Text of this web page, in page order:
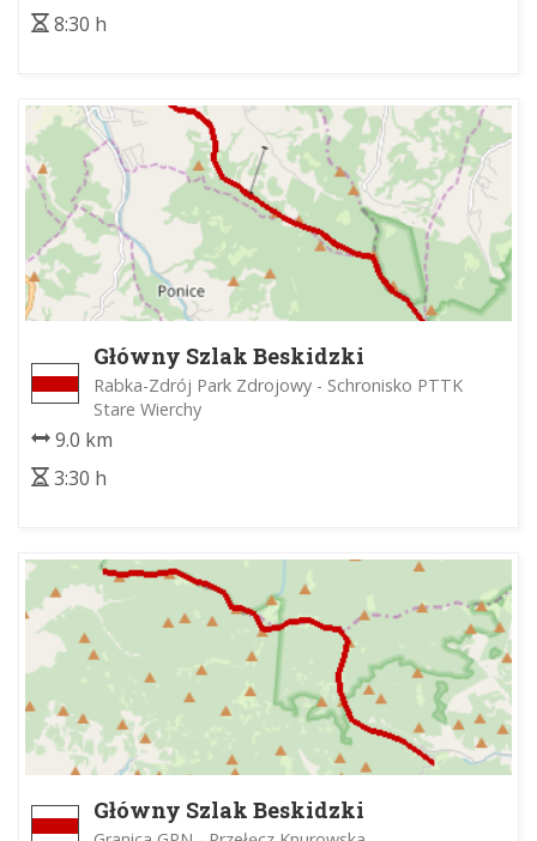
8:30 h
Główny Szlak Beskidzki
Rabka-Zdrój Park Zdrojowy - Schronisko PTTK
Stare Wierchy
9.0 km
3:30 h
Główny Szlak Beskidzki